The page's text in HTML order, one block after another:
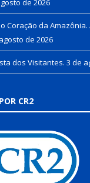
de 2026
Coração da
de 2026
dos Visitantes. 3 de
CR2